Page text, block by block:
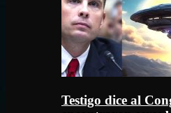
Testigo dice al